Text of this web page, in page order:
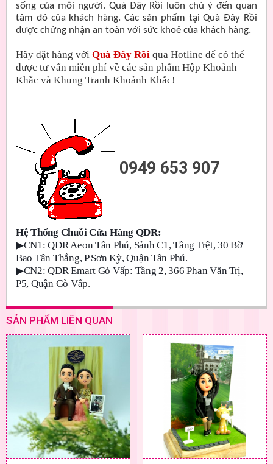
sống của mỗi người. Quà Đây Rồi luôn chú ý đến quan
tâm đó của khách hàng. Các sản phẩm tại Quà Đây Rồi
được chứng nhận an toàn với sức khoẻ của khách hàng.
Hãy đặt hàng với Quà Đây Rồi qua Hotline để có thể
được tư vấn miễn phí về các sản phẩm Hộp Khoảnh
Khắc và Khung Tranh Khoảnh Khắc!
0949 653 907
Hệ Thống Chuỗi Cửa Hàng QDR:
▶CN1: QDR Aeon Tân Phú, Sảnh C1, Tầng Trệt, 30 Bờ
Bao Tân Thắng, P Sơn Kỳ, Quận Tân Phú.
▶CN2: QDR Emart Gò Vấp: Tầng 2, 366 Phan Văn Trị,
P5, Quận Gò Vấp.
SẢN PHẨM LIÊN QUAN